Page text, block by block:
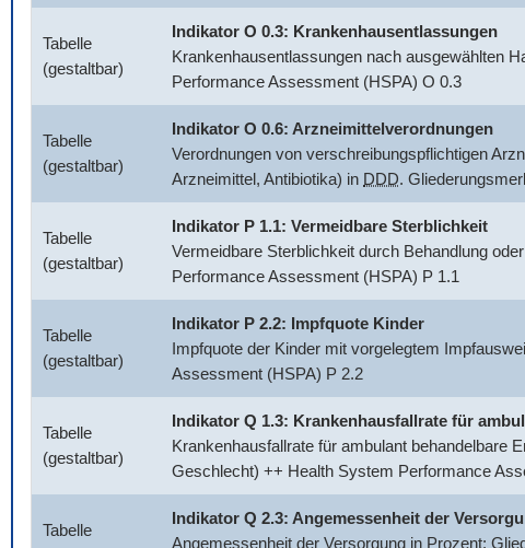
Tabelle
(gestaltbar)
Indikator O 0.3: Krankenhausentlassungen
Krankenhausentlassungen nach ausgewählten
Performance Assessment (HSPA) O 0.3
Tabelle
(gestaltbar)
Indikator O 0.6: Arzneimittelverordnungen
Verordnungen von verschreibungspflichtigen
Arzneimittel, Antibiotika) in DDD.
Tabelle
(gestaltbar)
Indikator P 1.1: Vermeidbare Sterblichkeit
Vermeidbare Sterblichkeit durch Behandlung
Performance Assessment (HSPA) P 1.1
Tabelle
(gestaltbar)
Indikator P 2.2: Impfquote Kinder
Impfquote der Kinder mit vorgelegtem
Assessment (HSPA) P 2.2
Tabelle
(gestaltbar)
Indikator Q 1.3: Krankenhausfallrate für
Krankenhausfallrate für ambulant behandelbare
Geschlecht) ++ Health System Performance
Tabelle
Indikator Q 2.3: Angemessenheit der
Angemessenheit der Versorgung in Prozent: